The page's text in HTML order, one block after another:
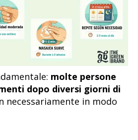
molte persone
dopo diversi giorni di
necessariamente in modo